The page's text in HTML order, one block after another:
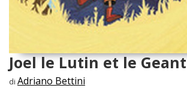
Joel le Lutin et le Geant
di Adriano Bettini